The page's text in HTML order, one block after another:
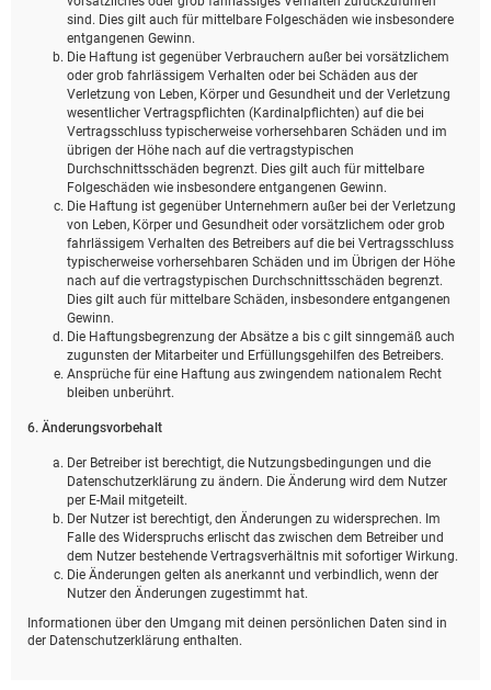
sind. Dies gilt auch für mittelbare Folgeschäden wie insbesondere
entgangenen Gewinn.
Die Haftung ist gegenüber Verbrauchern außer bei vorsätzlichem
oder grob fahrlässigem Verhalten oder bei Schäden aus der
Verletzung von Leben, Körper und Gesundheit und der Verletzung
wesentlicher Vertragspflichten (Kardinalpflichten) auf die bei
Vertragsschluss typischerweise vorhersehbaren Schäden und im
übrigen der Höhe nach auf die vertragstypischen
Durchschnittsschäden begrenzt. Dies gilt auch für mittelbare
Folgeschäden wie insbesondere entgangenen Gewinn.
Die Haftung ist gegenüber Unternehmern außer bei der Verletzung
von Leben, Körper und Gesundheit oder vorsätzlichem oder grob
fahrlässigem Verhalten des Betreibers auf die bei Vertragsschluss
typischerweise vorhersehbaren Schäden und im Übrigen der Höhe
nach auf die vertragstypischen Durchschnittsschäden begrenzt.
Dies gilt auch für mittelbare Schäden, insbesondere entgangenen
Gewinn.
Die Haftungsbegrenzung der Absätze a bis c gilt sinngemäß auch
zugunsten der Mitarbeiter und Erfüllungsgehilfen des Betreibers.
Ansprüche für eine Haftung aus zwingendem nationalem Recht
bleiben unberührt.
6. Änderungsvorbehalt
Der Betreiber ist berechtigt, die Nutzungsbedingungen und die
Datenschutzerklärung zu ändern. Die Änderung wird dem Nutzer
per E-Mail mitgeteilt.
Der Nutzer ist berechtigt, den Änderungen zu widersprechen. Im
Falle des Widerspruchs erlischt das zwischen dem Betreiber und
dem Nutzer bestehende Vertragsverhältnis mit sofortiger Wirkung.
Die Änderungen gelten als anerkannt und verbindlich, wenn der
Nutzer den Änderungen zugestimmt hat.
Informationen über den Umgang mit deinen persönlichen Daten sind in
der Datenschutzerklärung enthalten.